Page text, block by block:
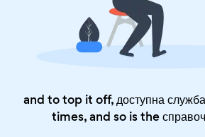
and to top it off, доступна
times, and so is the